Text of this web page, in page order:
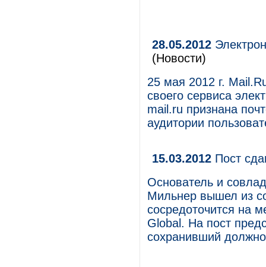
28.05.2012
(Новости)
25 мая 2012 г.
своего сервиса
mail.ru признана
аудитории
15.03.2012 Пост
Основатель и
Мильнер вышел из
сосредоточится на
Global. На пост
сохранивший